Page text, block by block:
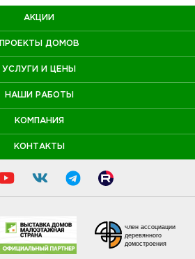
АКЦИИ
ПРОЕКТЫ ДОМОВ
УСЛУГИ И ЦЕНЫ
НАШИ РАБОТЫ
КОМПАНИЯ
КОНТАКТЫ
член ассоциации
деревянного
домостроения